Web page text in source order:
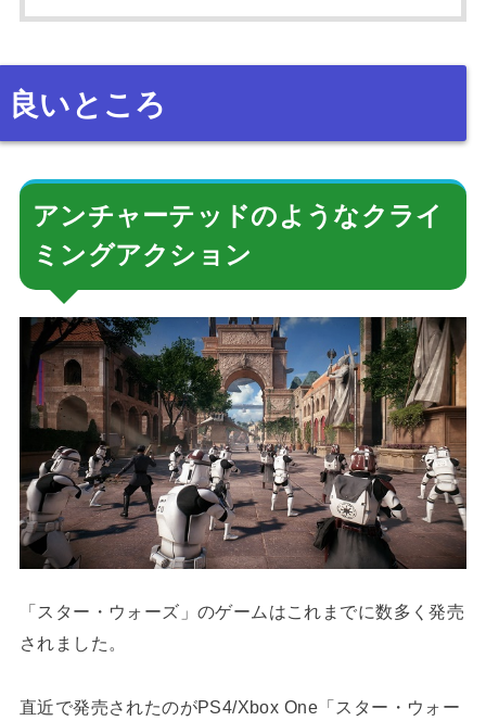
良いところ
アンチャーテッドのようなクライ
ミングアクション
「スター・ウォーズ」のゲームはこれまでに数多く発売
されました。
直近で発売されたのがPS4/Xbox One「スター・ウォー